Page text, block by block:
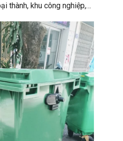
thành, khu công nghiệp,…